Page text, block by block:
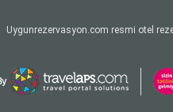
Uygunrezervasyon.com resmi otel